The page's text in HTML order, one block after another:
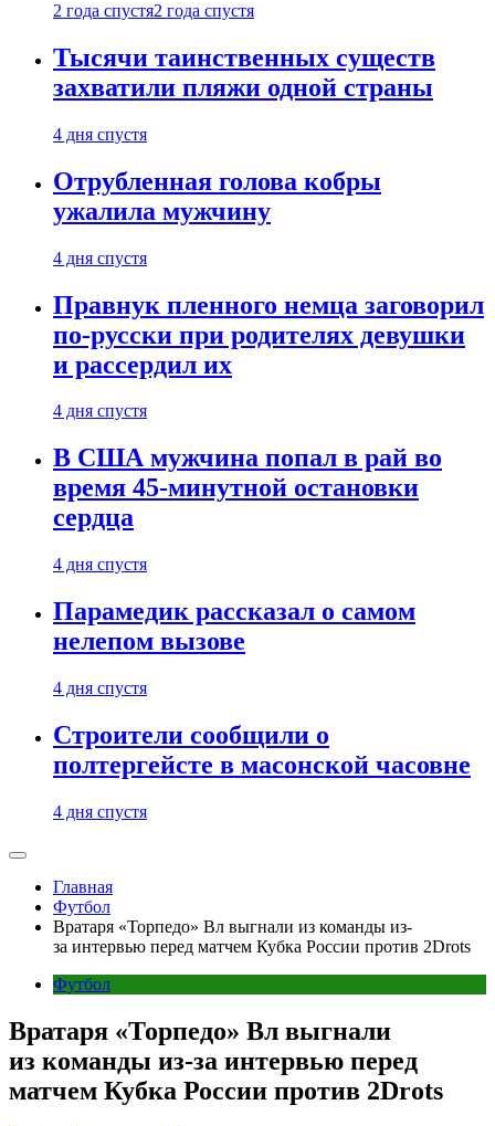
2 года спустя2 года спустя
Тысячи таинственных существ
захватили пляжи одной страны
4 дня спустя
Отрубленная голова кобры
ужалила мужчину
4 дня спустя
Правнук пленного немца заговорил
по-русски при родителях девушки
и рассердил их
4 дня спустя
В США мужчина попал в рай во
время 45-минутной остановки
сердца
4 дня спустя
Парамедик рассказал о самом
нелепом вызове
4 дня спустя
Строители сообщили о
полтергейсте в масонской часовне
4 дня спустя
Главная
Футбол
Вратаря «Торпедо» Вл выгнали из команды из-
за интервью перед матчем Кубка России против 2Drots
Футбол
Вратаря «Торпедо» Вл выгнали
из команды из-за интервью перед
матчем Кубка России против 2Drots